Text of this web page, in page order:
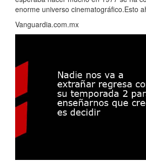
enorme universo cinematográfico.Esto
Vanguardia.com.mx